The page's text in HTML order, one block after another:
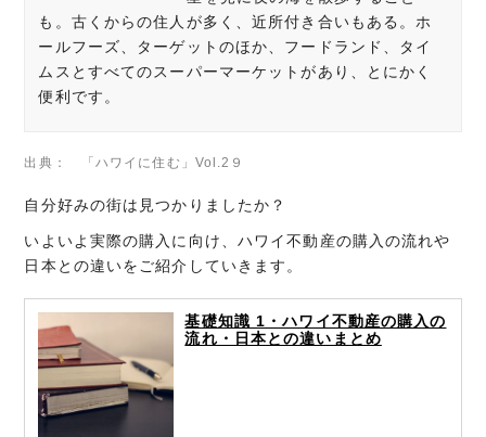
も。古くからの住人が多く、近所付き合いもある。ホ
ールフーズ、ターゲットのほか、フードランド、タイ
ムスとすべてのスーパーマーケットがあり、とにかく
便利です。
「ハワイに住む」Vol.2９
自分好みの街は見つかりましたか？
いよいよ実際の購入に向け、ハワイ不動産の購入の流れや
日本との違いをご紹介していきます。
基礎知識 1・ハワイ不動産の購入の
流れ・日本との違いまとめ